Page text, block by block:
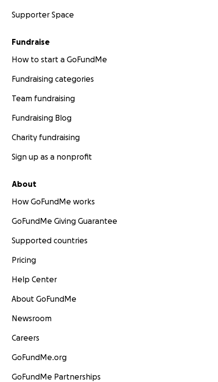
Supporter Space
Fundraise
How to start a GoFundMe
Fundraising categories
Team fundraising
Fundraising Blog
Charity fundraising
Sign up as a nonprofit
About
How GoFundMe works
GoFundMe Giving Guarantee
Supported countries
Pricing
Help Center
About GoFundMe
Newsroom
Careers
GoFundMe.org
GoFundMe Partnerships